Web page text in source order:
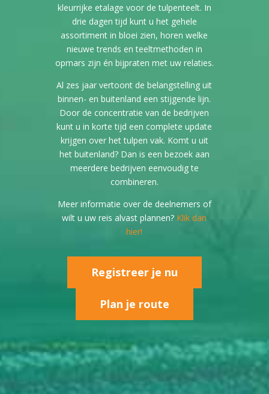
kleurrijke etalage voor de tulpenteelt. In
drie dagen tijd kunt u het gehele
assortiment in bloei zien, horen welke
nieuwe trends en teeltmethoden in
opmars zijn én bijpraten met uw relaties.
Al zes jaar vertoont de belangstelling uit
binnen- en buitenland een stijgende lijn.
Door de concentratie van de bedrijven
kunt u in korte tijd een complete update
krijgen over het tulpen vak. Komt u uit
het buitenland? Dan is een bezoek aan
meerdere bedrijven eenvoudig te
combineren.
Meer informatie over de deelnemers of
wilt u uw reis alvast plannen? Klik dan
hier!
Registreer je nu
Plan je route